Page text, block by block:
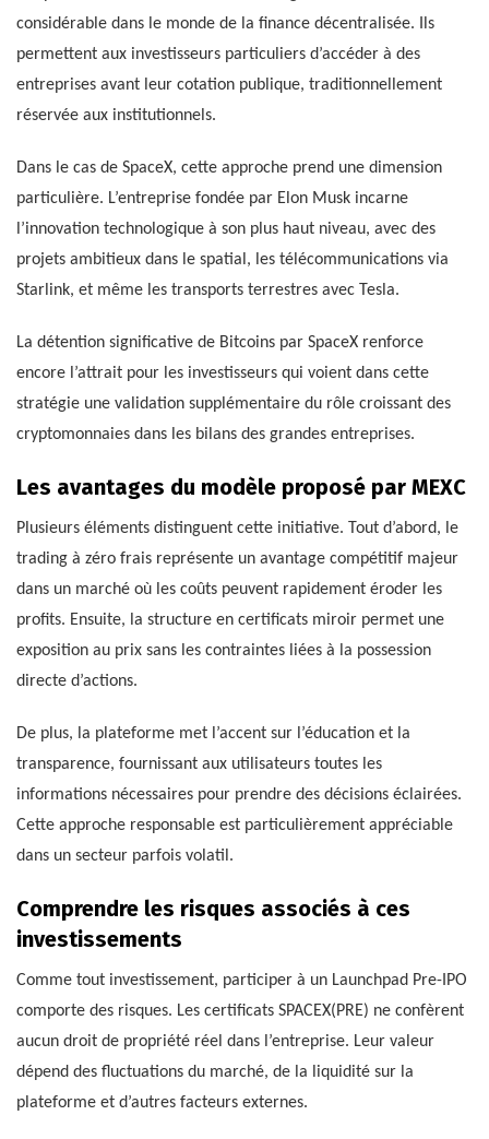
considérable dans le monde de la finance décentralisée. Ils
permettent aux investisseurs particuliers d’accéder à des
entreprises avant leur cotation publique, traditionnellement
réservée aux institutionnels.
Dans le cas de SpaceX, cette approche prend une dimension
particulière. L’entreprise fondée par Elon Musk incarne
l’innovation technologique à son plus haut niveau, avec des
projets ambitieux dans le spatial, les télécommunications via
Starlink, et même les transports terrestres avec Tesla.
La détention significative de Bitcoins par SpaceX renforce
encore l’attrait pour les investisseurs qui voient dans cette
stratégie une validation supplémentaire du rôle croissant des
cryptomonnaies dans les bilans des grandes entreprises.
Les avantages du modèle proposé par MEXC
Plusieurs éléments distinguent cette initiative. Tout d’abord, le
trading à zéro frais représente un avantage compétitif majeur
dans un marché où les coûts peuvent rapidement éroder les
profits. Ensuite, la structure en certificats miroir permet une
exposition au prix sans les contraintes liées à la possession
directe d’actions.
De plus, la plateforme met l’accent sur l’éducation et la
transparence, fournissant aux utilisateurs toutes les
informations nécessaires pour prendre des décisions éclairées.
Cette approche responsable est particulièrement appréciable
dans un secteur parfois volatil.
Comprendre les risques associés à ces
investissements
Comme tout investissement, participer à un Launchpad Pre-IPO
comporte des risques. Les certificats SPACEX(PRE) ne confèrent
aucun droit de propriété réel dans l’entreprise. Leur valeur
dépend des fluctuations du marché, de la liquidité sur la
plateforme et d’autres facteurs externes.